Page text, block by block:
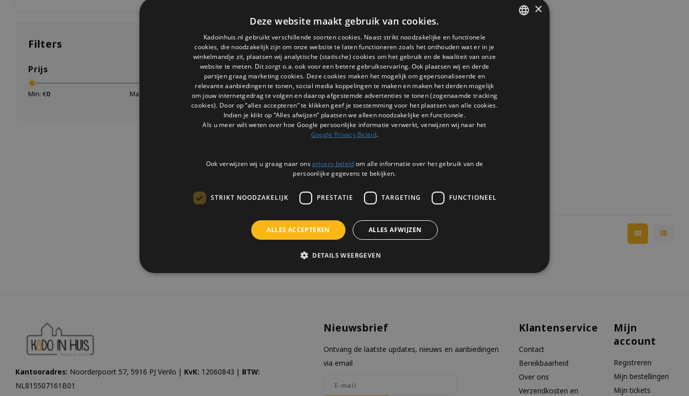
Filters
Prijs
Min: €0 Max: €
Sleutelhanger vilt croissant
Handgemaakte sleutelhanger van vilt in
croissantvorm van MILA. Grappig, duurzaam en
origineel. Leuk als cadeau of accessoire.
NIET OP VOORRAAD
Kantooradres: Noorderpoort 57, 5916 PJ Venlo | KvK: 12060843 | BTW:
NL815507161B01
Nieuwsbrief
Ontvang de laatste updates, nieuws en aanbiedingen
via email
Klantenservice
Contact
Bereikbaarheid
Over ons
Verzendkosten en
Mijn
account
Registreren
Mijn bestellingen
Mijn tickets
×
Deze website maakt gebruik van cookies.
Kadoinhuis.nl gebruikt verschillende soorten cookies. Naast strikt noodzakelijke en functionele
cookies, die noodzakelijk zijn om onze website te laten functioneren zoals het onthouden wat er in je
winkelmandje zit, plaatsen wij analytische (statische) cookies om het gebruik en de kwaliteit van onze
website te meten. Dit zorgt o.a. ook voor een betere gebruikservaring. Ook plaatsen wij en derde
partijen graag marketing cookies. Deze cookies maken het mogelijk om gepersonaliseerde en
relevante aanbiedingen te tonen, social media koppelingen te maken en maken het derden mogelijk
om jouw internetgedrag te volgen en daarop afgestemde advertenties te tonen (zogenaamde tracking
cookies). Door op “alles accepteren” te klikken geef je toestemming voor het plaatsen van alle cookies.
Indien je klikt op “Alles afwijzen” plaatsen we alleen noodzakelijke en functionele.
Als u meer wilt weten over hoe Google persoonlijke informatie verwerkt, verwijzen wij naar het
Google Privacy Beleid.
Ook verwijzen wij u graag naar ons privacy beleid om alle informatie over het gebruik van de
persoonlijke gegevens te bekijken.
STRIKT NOODZAKELIJK PRESTATIE TARGETING FUNCTIONEEL
ALLES ACCEPTEREN ALLES AFWIJZEN
DETAILS WEERGEVEN